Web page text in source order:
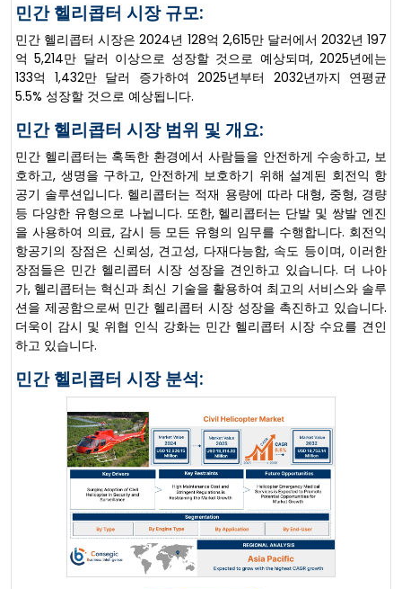
민간 헬리콥터 시장 규모:
민간 헬리콥터 시장은 2024년 128억 2,615만 달러에서 2032년 197
억 5,214만 달러 이상으로 성장할 것으로 예상되며, 2025년에는
133억 1,432만 달러 증가하여 2025년부터 2032년까지 연평균
5.5% 성장할 것으로 예상됩니다.
민간 헬리콥터 시장 범위 및 개요:
민간 헬리콥터는 혹독한 환경에서 사람들을 안전하게 수송하고, 보
호하고, 생명을 구하고, 안전하게 보호하기 위해 설계된 회전익 항
공기 솔루션입니다. 헬리콥터는 적재 용량에 따라 대형, 중형, 경량
등 다양한 유형으로 나뉩니다. 또한, 헬리콥터는 단발 및 쌍발 엔진
을 사용하여 의료, 감시 등 모든 유형의 임무를 수행합니다. 회전익
항공기의 장점은 신뢰성, 견고성, 다재다능함, 속도 등이며, 이러한
장점들은 민간 헬리콥터 시장 성장을 견인하고 있습니다. 더 나아
가, 헬리콥터는 혁신과 최신 기술을 활용하여 최고의 서비스와 솔루
션을 제공함으로써 민간 헬리콥터 시장 성장을 촉진하고 있습니다.
더욱이 감시 및 위협 인식 강화는 민간 헬리콥터 시장 수요를 견인
하고 있습니다.
민간 헬리콥터 시장 분석: